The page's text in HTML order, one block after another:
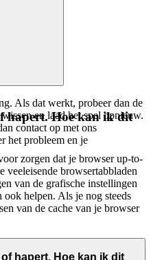
Als dat werkt, probeer dan de
en laad het spel opnieuw.
contact op met ons
het probleem en je
hapert. Hoe kan ik dit
zorgen dat je browser up-to-
veeleisende browsertabbladen
van de grafische instellingen
helpen. Als je nog steeds
van de cache van je browser
hapert. Hoe kan ik dit